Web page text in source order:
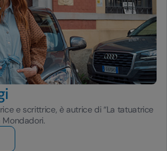
e scrittrice, è autrice di “La tatuatrice
Mondadori.